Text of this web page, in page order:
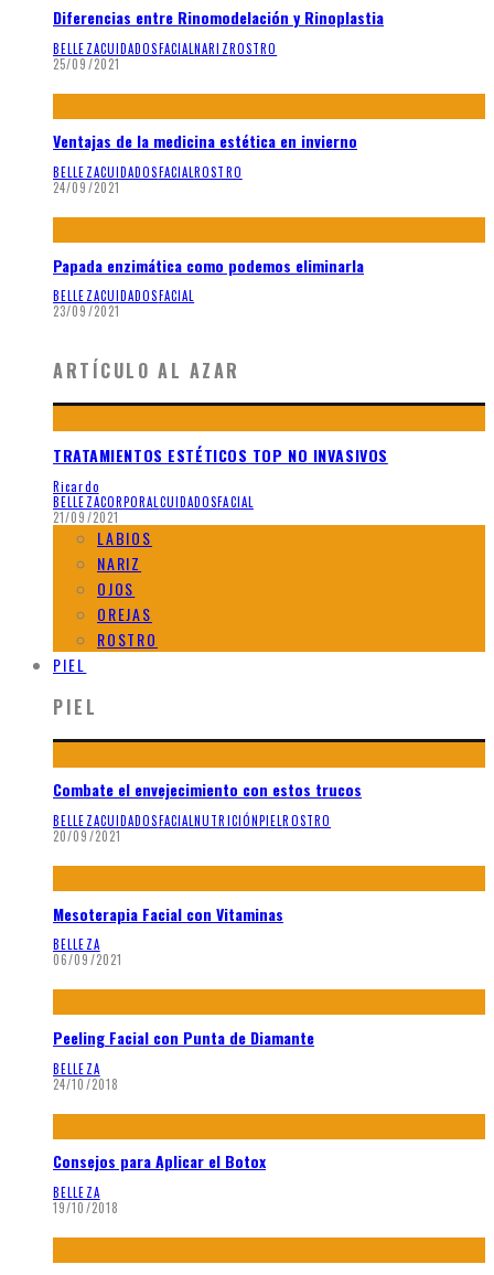
Diferencias entre Rinomodelación y Rinoplastia
BELLEZACUIDADOSFACIALNARIZROSTRO
25/09/2021
Ventajas de la medicina estética en invierno
BELLEZACUIDADOSFACIALROSTRO
24/09/2021
Papada enzimática como podemos eliminarla
BELLEZACUIDADOSFACIAL
23/09/2021
ARTÍCULO AL AZAR
TRATAMIENTOS ESTÉTICOS TOP NO INVASIVOS
Ricardo
BELLEZACORPORAL CUIDADOSFACIAL
21/09/2021
LABIOS
NARIZ
OJOS
OREJAS
ROSTRO
PIEL
PIEL
Combate el envejecimiento con estos trucos
BELLEZACUIDADOSFACIALNUTRICIÓNPIELROSTRO
20/09/2021
Mesoterapia Facial con Vitaminas
BELLEZA
06/09/2021
Peeling Facial con Punta de Diamante
BELLEZA
24/10/2018
Consejos para Aplicar el Botox
BELLEZA
19/10/2018